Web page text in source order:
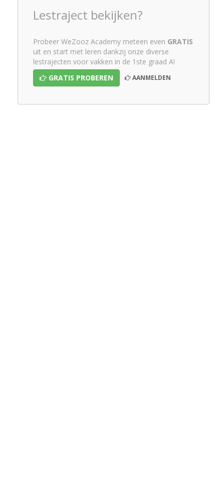
Lestraject bekijken?
Probeer WeZooz Academy meteen even GRATIS
uit en start met leren dankzij onze diverse
lestrajecten voor vakken in de 1ste graad A!
GRATIS PROBEREN
AANMELDEN